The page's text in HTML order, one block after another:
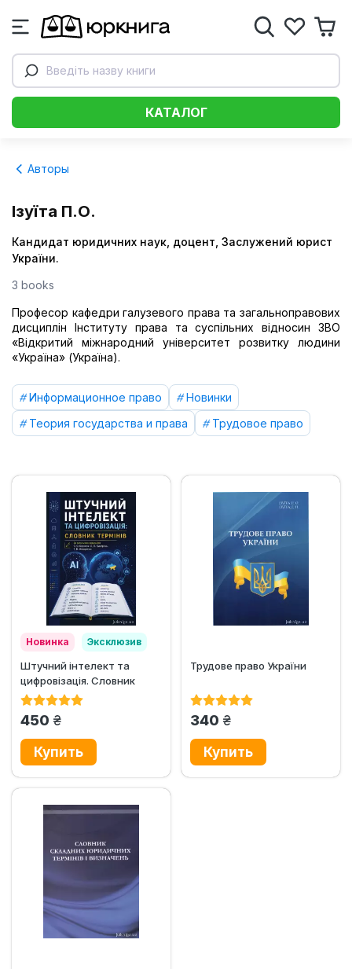
Введіть назву книги
КАТАЛОГ
Авторы
Ізуїта П.О.
Кандидат юридичних наук, доцент, Заслужений юрист
України.
3 books
Професор кафедри галузевого права та загальноправових
дисциплін Інституту права та суспільних відносин ЗВО
«Відкритий міжнародний університет розвитку людини
«Україна» (Україна).
Информационное право
Новинки
Теория государства и права
Трудовое право
Новинка Эксклюзив
Штучний інтелект та
цифровізація. Словник
термінів
450 грн.
Трудове право України
340 грн.